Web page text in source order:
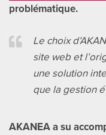
problématique.
Le choix
site webet
une solution
que la gestion
AKANEA a su